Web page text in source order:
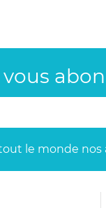
le monde nos